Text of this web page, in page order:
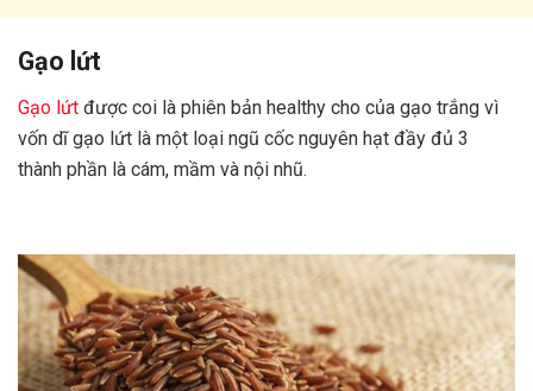
Gạo lứt
Gạo lứt được coi là phiên bản healthy cho của gạo trắng vì
vốn dĩ gạo lứt là một loại ngũ cốc nguyên hạt đầy đủ 3
thành phần là cám, mầm và nội nhũ.